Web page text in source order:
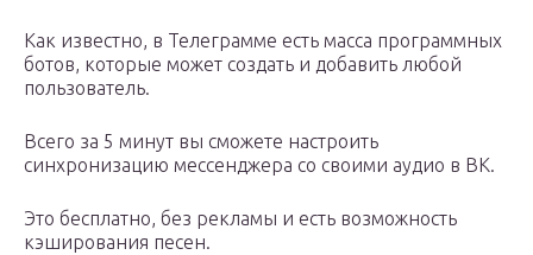
Как известно, в Телеграмме есть масса программных
ботов, которые может создать и добавить любой
пользователь.
Всего за 5 минут вы сможете настроить
синхронизацию мессенджера со своими аудио в ВК.
Это бесплатно, без рекламы и есть возможность
кэширования песен.